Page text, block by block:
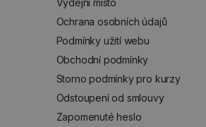
Výdejní místo
Ochrana osobních údajů
Podmínky užití webu
Obchodní podmínky
Storno podmínky pro kurzy
Odstoupení od smlouvy
Zapomenuté heslo